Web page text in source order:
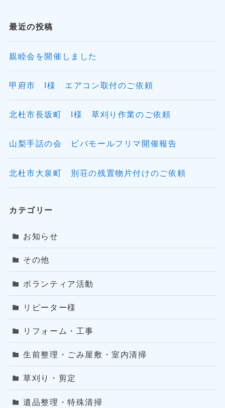
最近の投稿
親睦会を開催しました
甲府市 I様 エアコン取付のご依頼
北杜市長坂町 I様 草刈り作業のご依頼
山梨手話の会 ビバモールフリマ開催報告
北杜市大泉町 別荘の残置物片付けのご依頼
カテゴリー
お知らせ
その他
ボランティア活動
リピーター様
リフォーム・工事
生前整理・ごみ屋敷・室内清掃
草刈り・剪定
遺品整理・特殊清掃